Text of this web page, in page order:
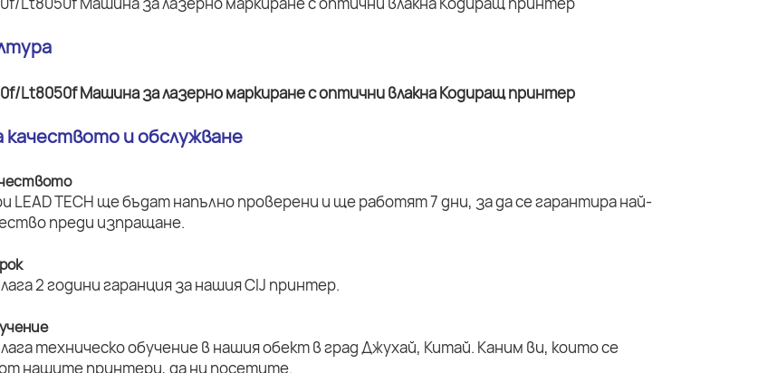
качеството и обслужване
LEAD TECH ще бъдат напълно проверени и ще работят 7 дни, за да се гарантира най-
преди изпращане.
2 години гаранция за нашия CIJ принтер.
техническо обучение в нашия обект в град Джухай, Китай. Каним ви, които се
нашите принтери, да ни посетите.